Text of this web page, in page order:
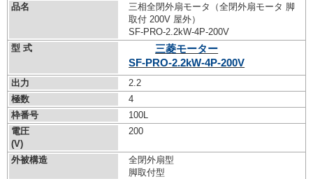
品名
三相全閉外扇モータ（全閉外扇モータ 脚
取付 200V 屋外）
SF-PRO-2.2kW-4P-200V
型 式
三菱モーター
SF-PRO-2.2kW-4P-200V
出力
2.2
極数
4
枠番号
100L
電圧
(V)
200
外被構造
全閉外扇型
脚取付型